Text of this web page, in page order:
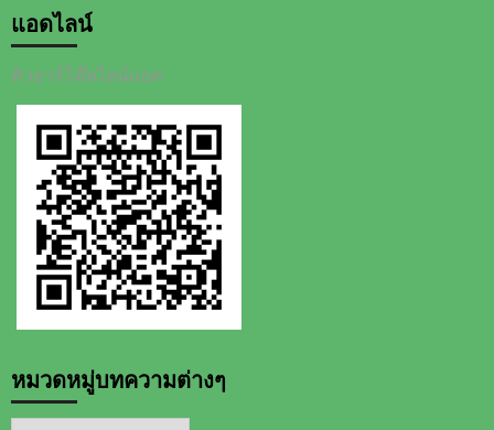
แอดไลน์
คิวอาร์โค๊ดไลน์แอด
หมวดหมู่บทความต่างๆ